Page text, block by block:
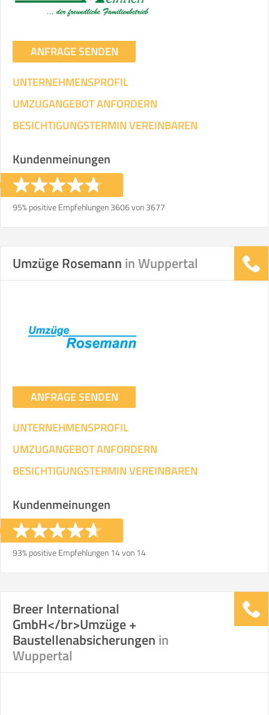
ANFRAGE SENDEN
UNTERNEHMENSPROFIL
UMZUGANGEBOT ANFORDERN
BESICHTIGUNGSTERMIN VEREINBAREN
Kundenmeinungen
95% positive Empfehlungen 3606 von 3677
Umzüge Rosemann in Wuppertal
ANFRAGE SENDEN
UNTERNEHMENSPROFIL
UMZUGANGEBOT ANFORDERN
BESICHTIGUNGSTERMIN VEREINBAREN
Kundenmeinungen
93% positive Empfehlungen 14 von 14
Breer International
GmbH</br>Umzüge +
Baustellenabsicherungen in
Wuppertal